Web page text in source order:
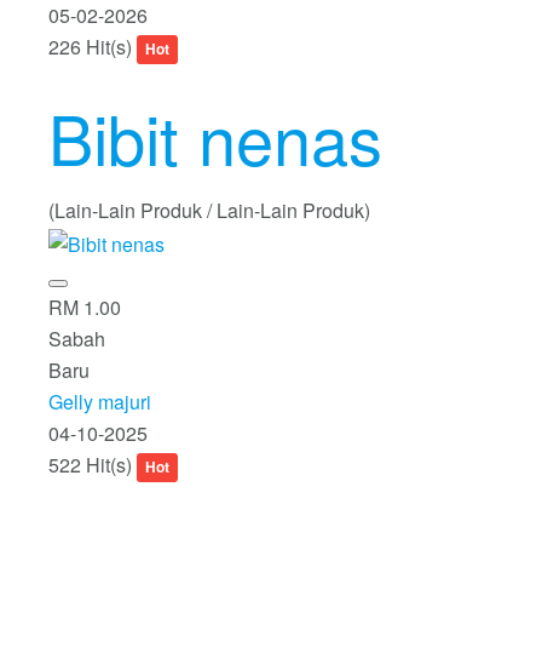
05-02-2026
226 Hit(s)
Hot
Bibit nenas
(Lain-Lain Produk / Lain-Lain Produk)
RM 1.00
Sabah
Baru
Gelly majuri
04-10-2025
522 Hit(s)
Hot